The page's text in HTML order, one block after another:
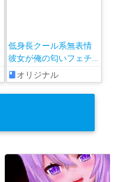
低身長クール系無表情
彼女が俺の匂いフェチ
だと発覚したらもう――!
オリジナル